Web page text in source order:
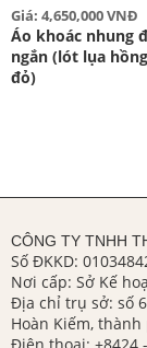
Giá: 4,650,000 VNĐ
Áo khoác nhung
ngắn (lót lụa
đỏ)
CÔNG TY TNHH
Số ĐKKD:
Nơi cấp: Sở Kế
Địa chỉ trụ sở: số
Hoàn Kiếm, thành
Điện thoại: +8424